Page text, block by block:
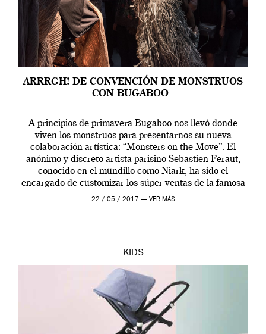
ARRRGH! DE CONVENCIÓN DE MONSTRUOS
CON BUGABOO
A principios de primavera Bugaboo nos llevó donde
viven los monstruos para presentarnos su nueva
colaboración artística: “Monsters on the Move”. El
anónimo y discreto artista parisino Sebastien Feraut,
conocido en el mundillo como Niark, ha sido el
encargado de customizar los súper-ventas de la famosa
casa de cochecitos con una veraniega colección de
22 / 05 / 2017 — VER MÁS
KIDS